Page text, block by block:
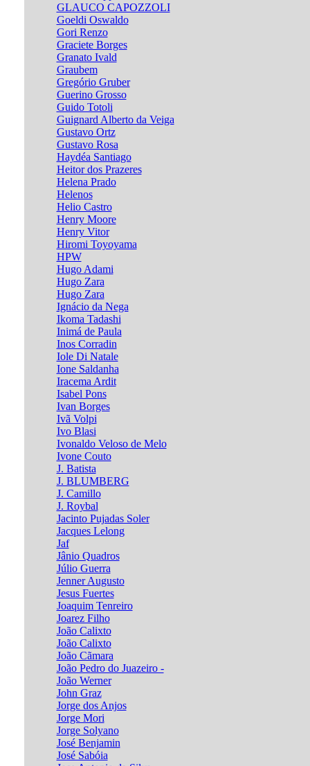
GLAUCO CAPOZZOLI
Goeldi Oswaldo
Gori Renzo
Graciete Borges
Granato Ivald
Graubem
Gregório Gruber
Guerino Grosso
Guido Totoli
Guignard Alberto da Veiga
Gustavo Ortz
Gustavo Rosa
Haydéa Santiago
Heitor dos Prazeres
Helena Prado
Helenos
Helio Castro
Henry Moore
Henry Vitor
Hiromi Toyoyama
HPW
Hugo Adami
Hugo Zara
Hugo Zara
Ignácio da Nega
Ikoma Tadashi
Inimá de Paula
Inos Corradin
Iole Di Natale
Ione Saldanha
Iracema Ardit
Isabel Pons
Ivan Borges
Ivã Volpi
Ivo Blasi
Ivonaldo Veloso de Melo
Ivone Couto
J. Batista
J. BLUMBERG
J. Camillo
J. Roybal
Jacinto Pujadas Soler
Jacques Lelong
Jaf
Jânio Quadros
Júlio Guerra
Jenner Augusto
Jesus Fuertes
Joaquim Tenreiro
Joarez Filho
João Calixto
João Calixto
João Cãmara
João Pedro do Juazeiro -
João Werner
John Graz
Jorge dos Anjos
Jorge Mori
Jorge Solyano
José Benjamin
José Sabóia